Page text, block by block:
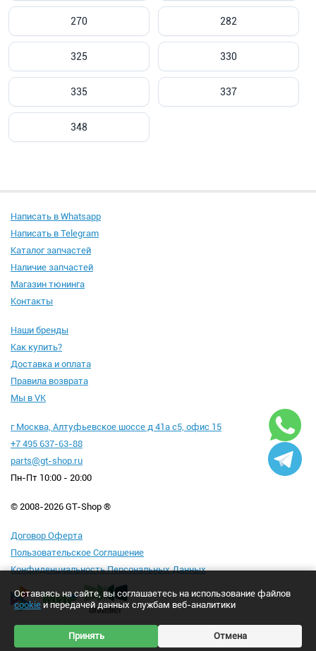
270 282
325 330
335 337
348
Написать в Whatsapp
Написать в Telegram
Каталог запчастей
Наличие запчастей
Магазин тюнинга
Контакты
Наши бренды
Как купить?
Доставка и оплата
Правила возврата
Мы в VK
г Москва, Алтуфьевское шоссе д 41а с5, офис 15
+7 495 637-63-88
parts@gt-shop.ru
Пн-Пт 10:00 - 20:00
© 2008-2026 GT-Shop ®
Договор Оферта
Пользовательское Соглашение
Конфиденциальность Персональных Данных
Оставаясь на сайте, вы соглашаетесь на использование файлов
cookie и передачей данных службам веб-аналитики
Принять Отмена